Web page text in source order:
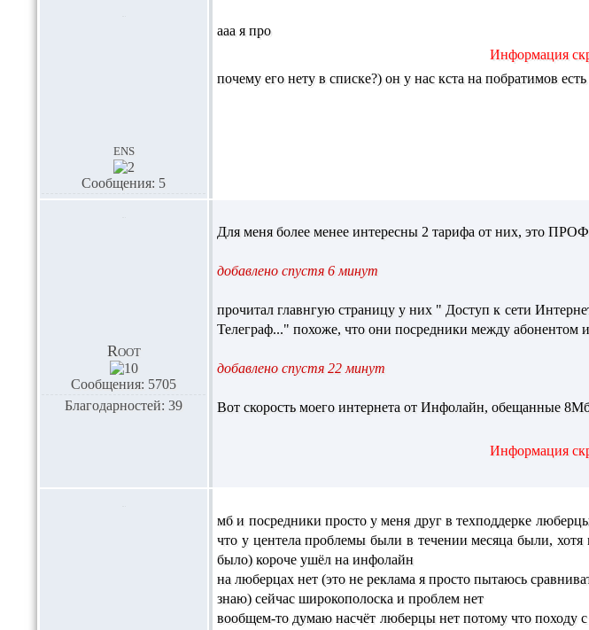
ens
Сообщения: 5
ааа я про
Информация
почему его нету в списке?) он у нас кста на побратимов есть
Root
Сообщения: 5705
Благодарностей: 39
Для меня более менее интересны 2 тарифа от них, это
добавлено спустя 6 минут
прочитал главнгую страницу у них " Доступ к сети
Телеграф..." похоже, что они посредники между абонентом
добавлено спустя 22 минут
Вот скорость моего интернета от Инфолайн, обещанные
Информация
мб и посредники просто у меня друг в техподдерке
что у центела проблемы были в течении месяца были,
было) короче ушёл на инфолайн
на люберцах нет (это не реклама я просто пытаюсь
знаю) сейчас широкополоска и проблем нет
вообщем-то думаю насчёт люберцы нет потому что походу